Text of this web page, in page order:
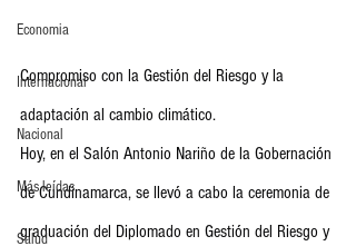
Economia
Internacional
Nacional
Más leídas
Salud
Compromiso con la Gestión del Riesgo y la
adaptación al cambio climático.
Hoy, en el Salón Antonio Nariño de la Gobernación
de Cundinamarca, se llevó a cabo la ceremonia de
graduación del Diplomado en Gestión del Riesgo y